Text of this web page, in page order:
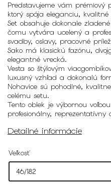
Predstavujeme vám prémiový
ktorý spája eleganciu,
Set obsahuje dokonale zladené
čomu vytvára ucelený a
svadby, oslavy, pracovné
Sako má klasickú fazónu,
elegantné vrecká.
Vesta so štýlovým
luxusný vzhľad a dokonalú
Nohavice sú pohodlné,
celému setu.
Tento oblek je výbornou
profesionálny,
Detailné informácie
Veľkosť